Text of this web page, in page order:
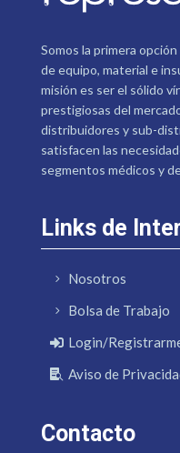
Somos la primera
de equipo, material e
misión es ser el sólido
prestigiosas del
distribuidores y sub-
satisfacen las
segmentos médicos y
Links de
Nosotros
Bolsa de Trabajo
Login/
Aviso de
Contacto